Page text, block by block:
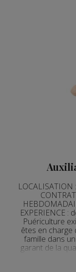
EXPERIENCE :
Puériculture
êtes en charge
famille dans
garant de la